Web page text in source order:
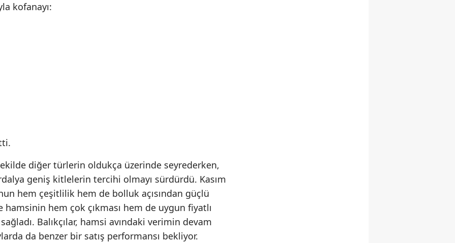
kofanayı:
diğer türlerin oldukça üzerinde seyrederken,
geniş kitlelerin tercihi olmayı sürdürdü. Kasım
hem çeşitlilik hem de bolluk açısından güçlü
hamsinin hem çok çıkması hem de uygun fiyatlı
Balıkçılar, hamsi avındaki verimin devam
da benzer bir satış performansı bekliyor.